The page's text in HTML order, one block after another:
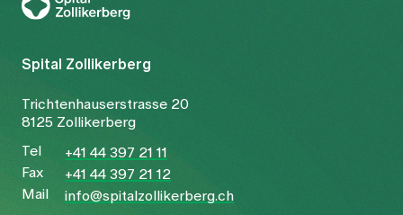
Spital Zollikerberg
Trichtenhauserstrasse 20
8125 Zollikerberg
Tel
+41 44 397 21 11
Fax
+41 44 397 21 12
Mail
info@spitalzollikerberg.ch